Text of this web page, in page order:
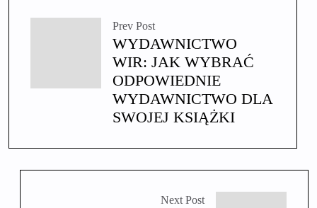
Prev Post
WYDAWNICTWO
WIR: JAK WYBRAĆ
ODPOWIEDNIE
WYDAWNICTWO DLA
SWOJEJ KSIĄŻKI
Next Post